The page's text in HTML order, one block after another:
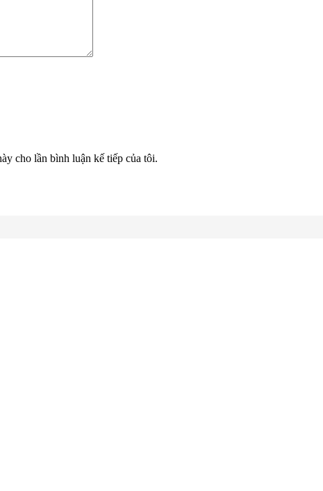
cho lần bình luận kế tiếp của tôi.